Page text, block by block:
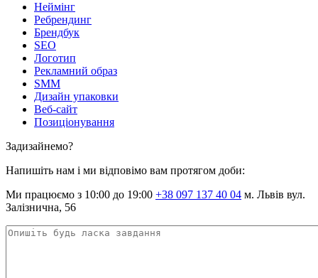
Неймінг
Ребрендинг
Брендбук
SEO
Логотип
Рекламний образ
SMM
Дизайн упаковки
Веб-сайт
Позиціонування
Задизайнемо?
Напишіть нам і ми відповімо вам протягом доби:
Ми працюємо з 10:00 до 19:00 +38 097 137 40 04 м. Львів вул.
Залізнична, 56